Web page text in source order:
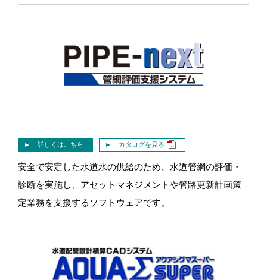
詳しくはこちら カタログを見る
安全で安定した水道水の供給のため、水道管網の評価・
診断を実施し、アセットマネジメントや管路更新計画策
定業務を支援するソフトウェアです。